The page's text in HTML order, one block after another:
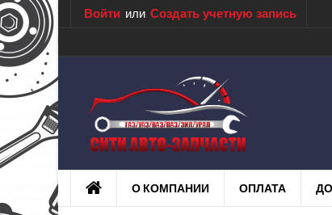
Войти или Создать учетную запись
О КОМПАНИИ ОПЛАТА